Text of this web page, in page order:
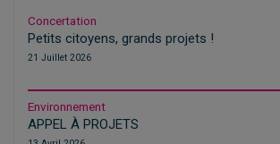
Concertation
Petits citoyens, grands projets !
21 Juillet 2026
Environnement
APPEL À PROJETS